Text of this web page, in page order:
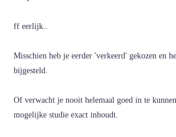
ff eerlijk..
Misschien heb je eerder 'verkeerd' gekozen en
bijgesteld.
Of verwacht je nooit helemaal goed in te
mogelijke studie exact inhoudt.